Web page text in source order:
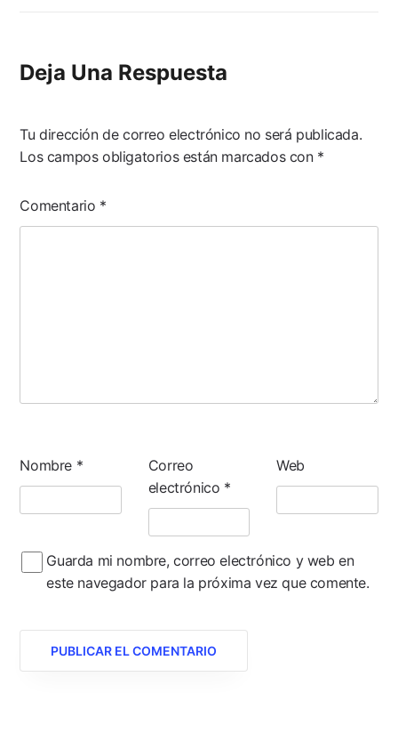
Deja Una Respuesta
Tu dirección de correo electrónico no será publicada.
Los campos obligatorios están marcados con *
Comentario *
Nombre *
Correo
electrónico *
Web
Guarda mi nombre, correo electrónico y web en
este navegador para la próxima vez que comente.